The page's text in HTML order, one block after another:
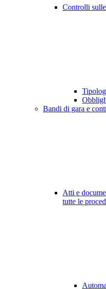
Controlli
Bandi di gara e
Atti e
tutte le